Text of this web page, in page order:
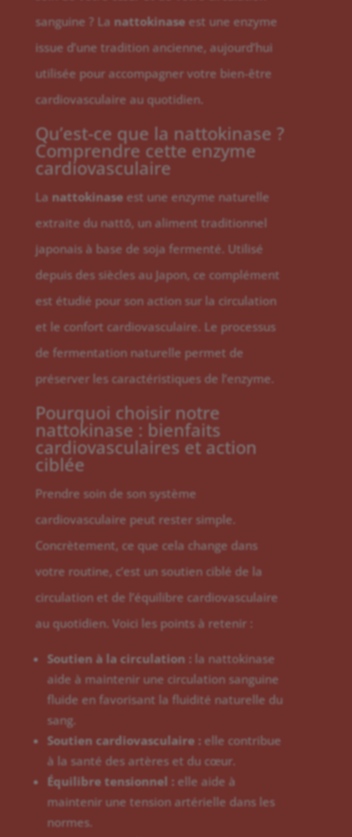
sanguine ? La nattokinaseest une enzyme
issue d’une tradition ancienne, aujourd’hui
utilisée pour accompagner votre bien-être
cardiovasculaire au quotidien.
Qu’est-ce que la nattokinase ?
Comprendre cette enzyme
cardiovasculaire
La nattokinaseest une enzyme naturelle
extraite du nattō, un aliment traditionnel
japonais à base de soja fermenté. Utilisé
depuis des siècles au Japon, ce complément
est étudié pour son action sur la circulation
et le confort cardiovasculaire. Le processus
de fermentation naturelle permet de
préserver les caractéristiques de l’enzyme.
Pourquoi choisir notre
nattokinase : bienfaits
cardiovasculaires et action
ciblée
Prendre soin de son système
cardiovasculaire peut rester simple.
Concrètement, ce que cela change dans
votre routine, c’est un soutien ciblé de la
circulation et de l’équilibre cardiovasculaire
au quotidien. Voici les points à retenir :
Soutien à la circulation : la nattokinase
aide à maintenir une circulation sanguine
fluide en favorisant la fluidité naturelle du
sang.
Soutien cardiovasculaire : elle contribue
à la santé des artères et du cœur.
Équilibre tensionnel : elle aide à
maintenir une tension artérielle dans les
normes.